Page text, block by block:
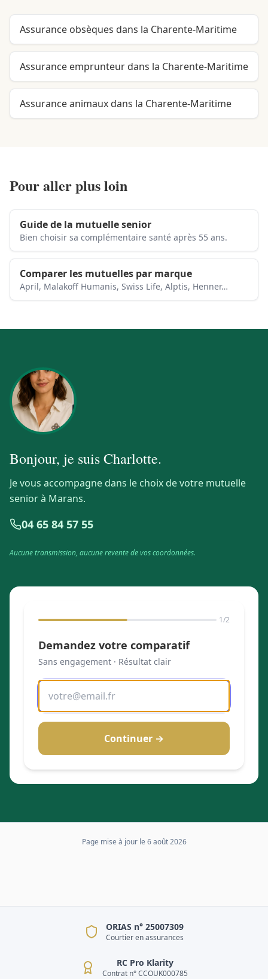
Assurance obsèques dans la Charente-Maritime
Assurance emprunteur dans la Charente-Maritime
Assurance animaux dans la Charente-Maritime
Pour aller plus loin
Guide de la mutuelle senior
Bien choisir sa complémentaire santé après 55 ans.
Comparer les mutuelles par marque
April, Malakoff Humanis, Swiss Life, Alptis, Henner…
Bonjour, je suisCharlotte.
Je vous accompagne dans le choix de votre mutuelle
senior à Marans.
04 65 84 57 55
Aucune transmission, aucune revente de vos coordonnées.
1/2
Demandez votre comparatif
Sans engagement · Résultat clair
Continuer →
Page mise à jour le 6 août 2026
ORIAS n° 25007309
Courtier en assurances
RC Pro Klarity
Contrat n° CCOUK000785